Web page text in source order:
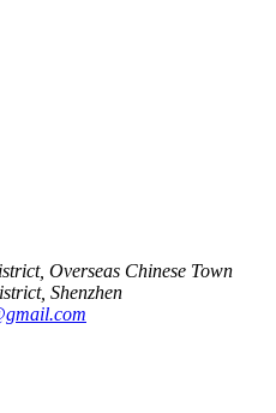
Overseas Chinese Town
Shenzhen